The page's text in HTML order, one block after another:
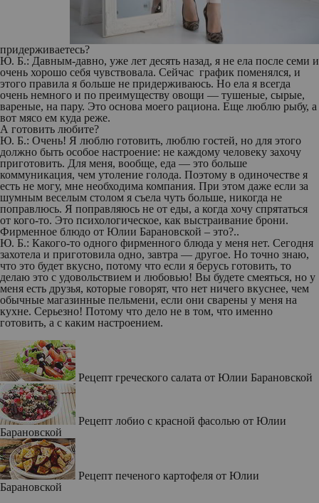
придерживаетесь?
Ю. Б.: Давным-давно, уже лет десять назад, я не ела после семи и
очень хорошо себя чувствовала. Сейчас график поменялся, и
этого правила я больше не придерживаюсь. Но ела я всегда
очень немного и по преимуществу овощи — тушеные, сырые,
вареные, на пару. Это основа моего рациона. Еще люблю рыбу, а
вот мясо ем куда реже.
А готовить любите?
Ю. Б.: Очень! Я люблю готовить, люблю гостей, но для этого
должно быть особое настроение: не каждому человеку захочу
приготовить. Для меня, вообще, еда — это больше
коммуникация, чем утоление голода. Поэтому в одиночестве я
есть не могу, мне необходима компания. При этом даже если за
шумным веселым столом я съела чуть больше, никогда не
поправлюсь. Я поправляюсь не от еды, а когда хочу спрятаться
от кого-то. Это психологическое, как выстраивание брони.
Фирменное блюдо от Юлии Барановской – это?..
Ю. Б.: Какого-то одного фирменного блюда у меня нет. Сегодня
захотела и приготовила одно, завтра — другое. Но точно знаю,
что это будет вкусно, потому что если я берусь готовить, то
делаю это с удовольствием и любовью! Вы будете смеяться, но у
меня есть друзья, которые говорят, что нет ничего вкуснее, чем
обычные магазинные пельмени, если они сварены у меня на
кухне. Серьезно! Потому что дело не в том, что именно
готовить, а с каким настроением.
Рецепт греческого салата от Юлии Барановской
Рецепт лобио с красной фасолью от Юлии
Барановской
Рецепт печеного картофеля от Юлии
Барановской